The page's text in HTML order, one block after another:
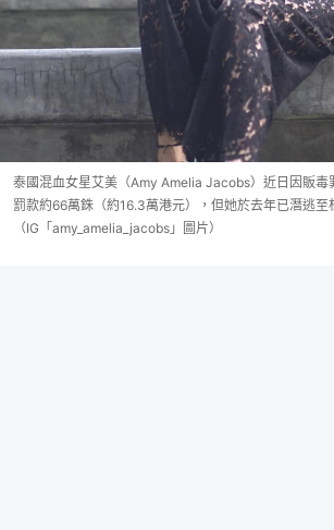
泰國混血女星艾美（Amy Amelia Jacobs）近日因販
罰款約66萬銖（約16.3萬港元），但她於去年已潛逃至
（IG「amy_amelia_jacobs」圖片）